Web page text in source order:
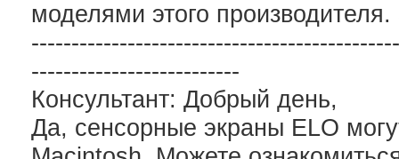
моделями этого
--------------------------
Консультант: Добрый день,
Да, сенсорные экраны ELO